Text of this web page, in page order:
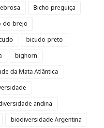
Bicho-preguiça
do-brejo
bicudo-preto
bighorn
da Mata Atlântica
andina
biodiversidade Argentina